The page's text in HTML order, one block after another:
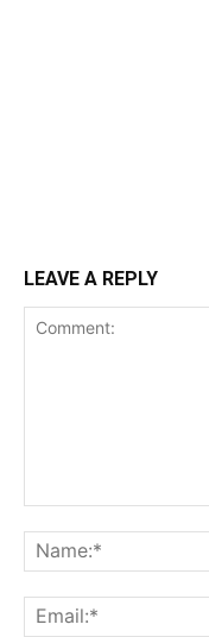
LEAVE A REPLY